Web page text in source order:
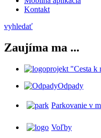
Kontakt
vyhledať
Zaujíma ma ...
projekt "Cesta k
Odpady
Parkovanie v
Voľby